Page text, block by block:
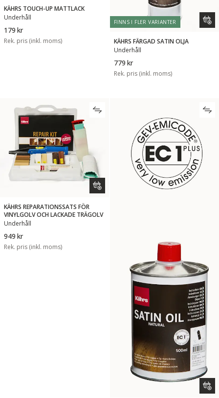
KÄHRS TOUCH-UP MATTLACK
Underhåll
179 kr
Rek. pris (inkl. moms)
FINNS I FLER VARIANTER
KÄHRS FÄRGAD SATIN OLJA
Underhåll
779 kr
Rek. pris (inkl. moms)
KÄHRS REPARATIONSSATS FÖR
VINYLGOLV OCH LACKADE TRÄGOLV
Underhåll
949 kr
Rek. pris (inkl. moms)